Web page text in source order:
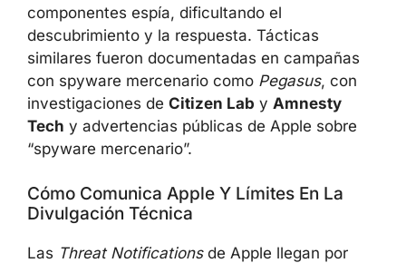
componentes espía, dificultando el
descubrimiento y la respuesta. Tácticas
similares fueron documentadas en campañas
con spyware mercenario como Pegasus, con
investigaciones de Citizen Lab y Amnesty
Tech y advertencias públicas de Apple sobre
“spyware mercenario”.
Cómo Comunica Apple Y Límites En La
Divulgación Técnica
Las Threat Notificationsde Apple llegan por